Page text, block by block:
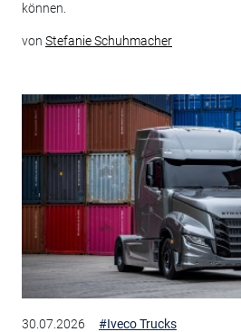
können.
von Stefanie Schuhmacher
30.07.2026 #Iveco Trucks